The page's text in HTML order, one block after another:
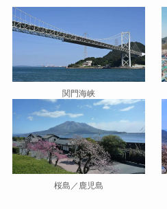
関門海峡
桜島／鹿児島